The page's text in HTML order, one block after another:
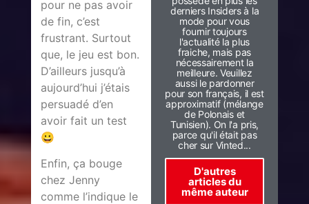
pour ne pas avoir
de fin, c’est
frustrant. Surtout
que, le jeu est bon.
D’ailleurs jusqu’à
aujourd’hui j’étais
persuadé d’en
avoir fait un test
😀
Enfin, ça bouge
chez Jenny
comme l’indique le
derniers Insiders à la
mode pour vous
fournir toujours
l'actualité la plus
fraiche, mais pas
nécessairement la
meilleure. Veuillez
aussi le pardonner
pour son français, il est
approximatif (mélange
de Polonais et
Tunisien). On l'a pris,
parce qu'il était pas
cher sur Vinted...
D'autres
articles du
même auteur